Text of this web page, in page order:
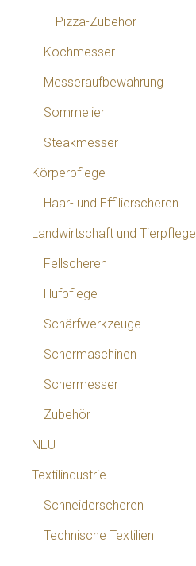
Pizza-Zubehör
Kochmesser
Messeraufbewahrung
Sommelier
Steakmesser
Körperpflege
Haar- und Effilierscheren
Landwirtschaft und Tierpflege
Fellscheren
Hufpflege
Schärfwerkzeuge
Schermaschinen
Schermesser
Zubehör
NEU
Textilindustrie
Schneiderscheren
Technische Textilien